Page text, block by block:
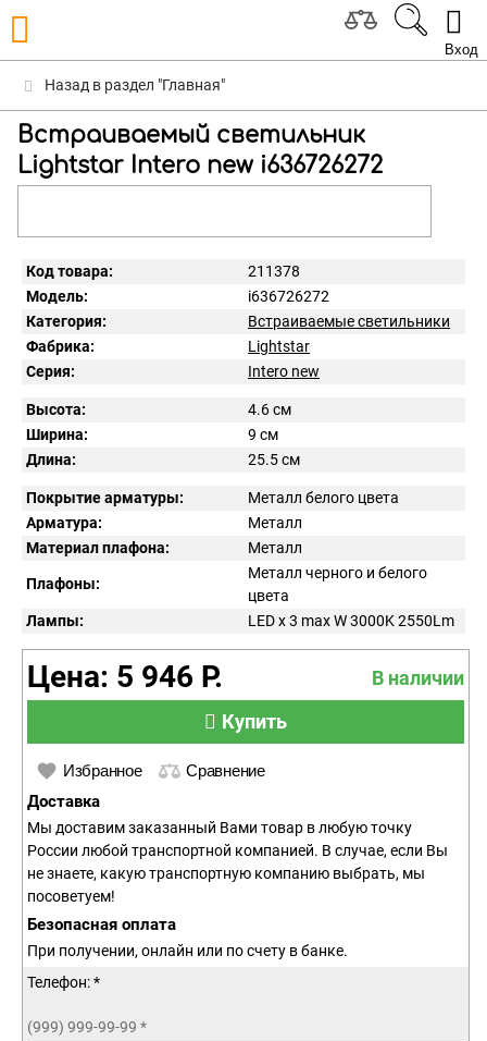
Вход
Назад в раздел "Главная"
Встраиваемый светильник
Lightstar Intero new i636726272
Код товара:
211378
Модель:
i636726272
Категория:
Встраиваемые светильники
Фабрика:
Lightstar
Серия:
Intero new
Высота:
4.6 см
Ширина:
9 см
Длина:
25.5 см
Покрытие арматуры:
Металл белого цвета
Арматура:
Металл
Материал плафона:
Металл
Плафоны:
Металл черного и белого
цвета
Лампы:
LED x 3 max W 3000K 2550Lm
Цена: 5 946 Р.
В наличии
Купить
Избранное Сравнение
Доставка
Мы доставим заказанный Вами товар в любую точку
России любой транспортной компанией. В случае, если Вы
не знаете, какую транспортную компанию выбрать, мы
посоветуем!
Безопасная оплата
При получении, онлайн или по счету в банке.
Телефон: *
(999) 999-99-99 *